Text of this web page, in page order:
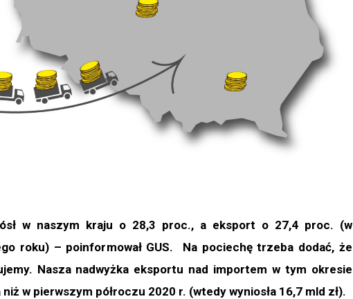
w naszym kraju o 28,3 proc., a eksport o 27,4 proc. (w
roku) – poinformował GUS. Na pociechę trzeba dodać, że
Nasza nadwyżka eksportu nad importem w tym okresie
w pierwszym półroczu 2020 r. (wtedy wyniosła 16,7 mld zł).